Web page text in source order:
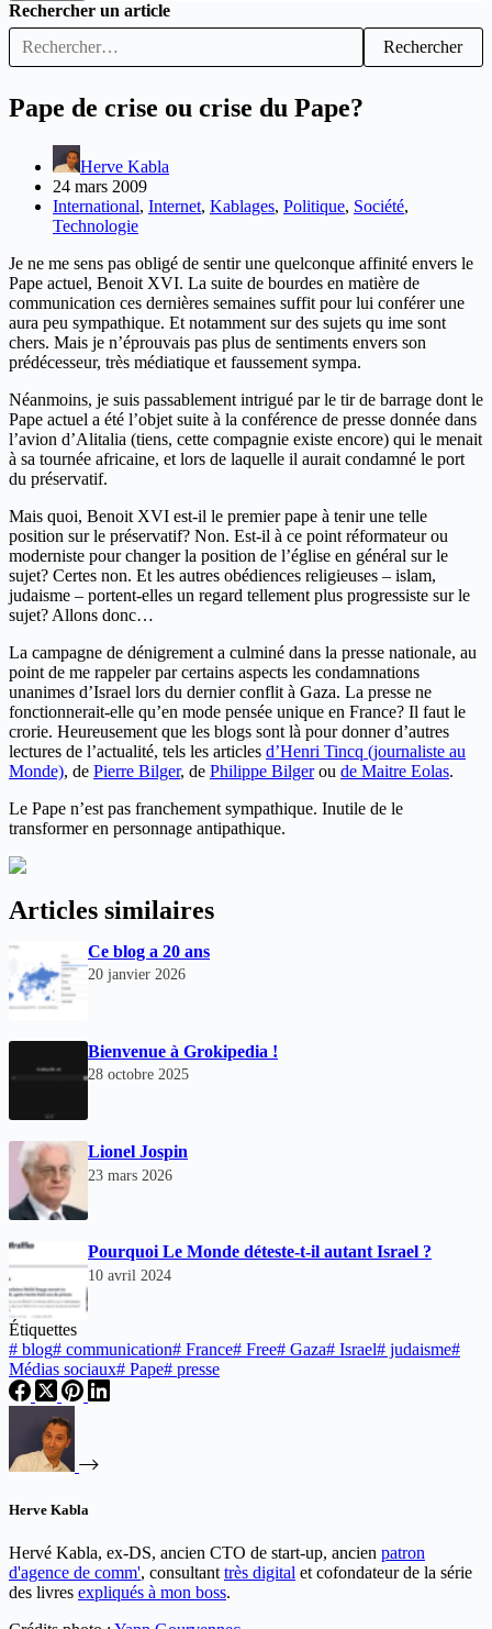
Rechercher un article
Rechercher
Pape de crise ou crise du Pape?
Herve Kabla
24 mars 2009
International, Internet, Kablages, Politique, Société,
Technologie
Je ne me sens pas obligé de sentir une quelconque affinité envers le
Pape actuel, Benoit XVI. La suite de bourdes en matière de
communication ces dernières semaines suffit pour lui conférer une
aura peu sympathique. Et notamment sur des sujets qu ime sont
chers. Mais je n’éprouvais pas plus de sentiments envers son
prédécesseur, très médiatique et faussement sympa.
Néanmoins, je suis passablement intrigué par le tir de barrage dont le
Pape actuel a été l’objet suite à la conférence de presse donnée dans
l’avion d’Alitalia (tiens, cette compagnie existe encore) qui le menait
à sa tournée africaine, et lors de laquelle il aurait condamné le port
du préservatif.
Mais quoi, Benoit XVI est-il le premier pape à tenir une telle
position sur le préservatif? Non. Est-il à ce point réformateur ou
moderniste pour changer la position de l’église en général sur le
sujet? Certes non. Et les autres obédiences religieuses – islam,
judaisme – portent-elles un regard tellement plus progressiste sur le
sujet? Allons donc…
La campagne de dénigrement a culminé dans la presse nationale, au
point de me rappeler par certains aspects les condamnations
unanimes d’Israel lors du dernier conflit à Gaza. La presse ne
fonctionnerait-elle qu’en mode pensée unique en France? Il faut le
crorie. Heureusement que les blogs sont là pour donner d’autres
lectures de l’actualité, tels les articles d’Henri Tincq (journaliste au
Monde), de Pierre Bilger, de Philippe Bilgerou de Maitre Eolas.
Le Pape n’est pas franchement sympathique. Inutile de le
transformer en personnage antipathique.
Articles similaires
Ce blog a 20 ans
20 janvier 2026
Bienvenue à Grokipedia !
28 octobre 2025
Lionel Jospin
23 mars 2026
Pourquoi Le Monde déteste-t-il autant Israel ?
10 avril 2024
Étiquettes
# blog# communication# France# Free# Gaza# Israel# judaisme#
Médias sociaux# Pape# presse
Herve Kabla
Hervé Kabla, ex-DS, ancien CTO de start-up, ancien patron
d'agence de comm', consultant très digital et cofondateur de la série
des livres expliqués à mon boss.